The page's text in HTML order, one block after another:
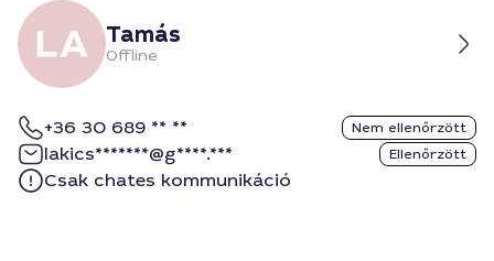
Tamás
Offline
+36 30 689 ** ** Nem ellenőrzött
lakics*******@g****.*** Ellenőrzött
Csak chates kommunikáció